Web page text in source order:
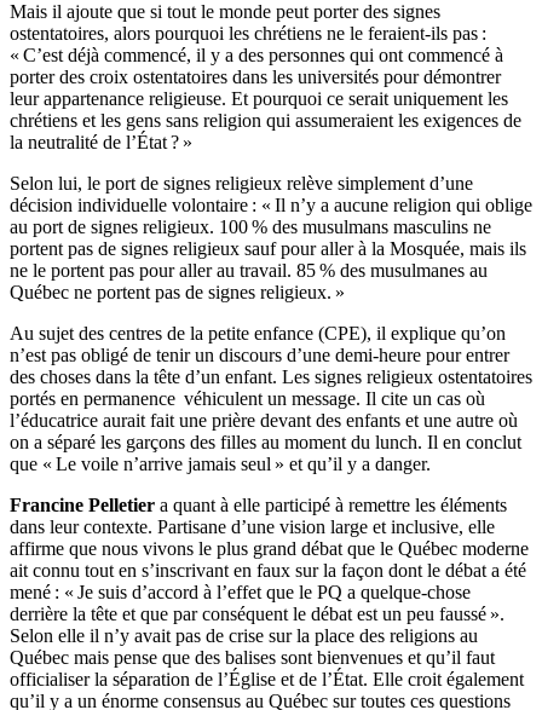
Mais il ajoute que si tout le monde peut porter des signes
ostentatoires, alors pourquoi les chrétiens ne le feraient-ils pas :
« C’est déjà commencé, il y a des personnes qui ont commencé à
porter des croix ostentatoires dans les universités pour démontrer
leur appartenance religieuse. Et pourquoi ce serait uniquement les
chrétiens et les gens sans religion qui assumeraient les exigences de
la neutralité de l’État ? »
Selon lui, le port de signes religieux relève simplement d’une
décision individuelle volontaire : « Il n’y a aucune religion qui oblige
au port de signes religieux. 100 % des musulmans masculins ne
portent pas de signes religieux sauf pour aller à la Mosquée, mais ils
ne le portent pas pour aller au travail. 85 % des musulmanes au
Québec ne portent pas de signes religieux. »
Au sujet des centres de la petite enfance (CPE), il explique qu’on
n’est pas obligé de tenir un discours d’une demi-heure pour entrer
des choses dans la tête d’un enfant. Les signes religieux ostentatoires
portés en permanence véhiculent un message. Il cite un cas où
l’éducatrice aurait fait une prière devant des enfants et une autre où
on a séparé les garçons des filles au moment du lunch. Il en conclut
que « Le voile n’arrive jamais seul » et qu’il y a danger.
Francine Pelletier a quant à elle participé à remettre les éléments
dans leur contexte. Partisane d’une vision large et inclusive, elle
affirme que nous vivons le plus grand débat que le Québec moderne
ait connu tout en s’inscrivant en faux sur la façon dont le débat a été
mené : « Je suis d’accord à l’effet que le PQ a quelque-chose
derrière la tête et que par conséquent le débat est un peu faussé ».
Selon elle il n’y avait pas de crise sur la place des religions au
Québec mais pense que des balises sont bienvenues et qu’il faut
officialiser la séparation de l’Église et de l’État. Elle croit également
qu’il y a un énorme consensus au Québec sur toutes ces questions